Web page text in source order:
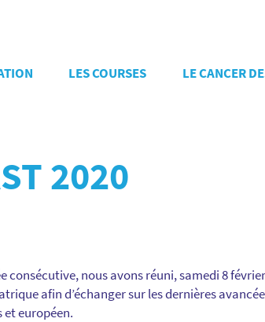
LES COURSES LE CANCER
2020
consécutive, nous avons réuni, samedi 8
afin d’échanger sur les dernières
européen.